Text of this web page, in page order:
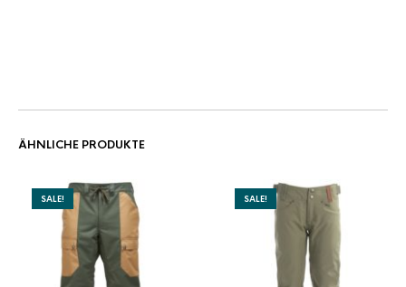
ÄHNLICHE PRODUKTE
SALE! SALE!